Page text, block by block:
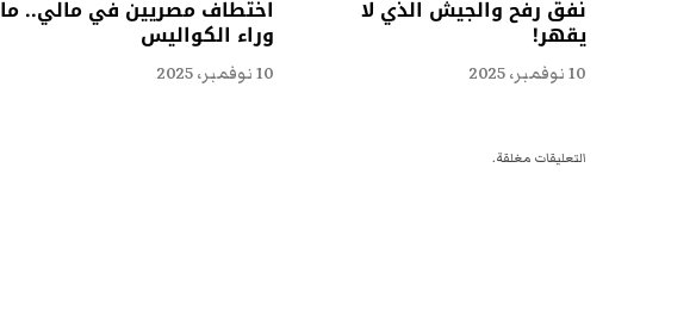
نفق رفح والجيش الذي لا
يقهر!
10 نوفمبر، 2025
اختطاف مصريين في مالي.. ما
وراء الكواليس
10 نوفمبر، 2025
التعليقات مغلقة.